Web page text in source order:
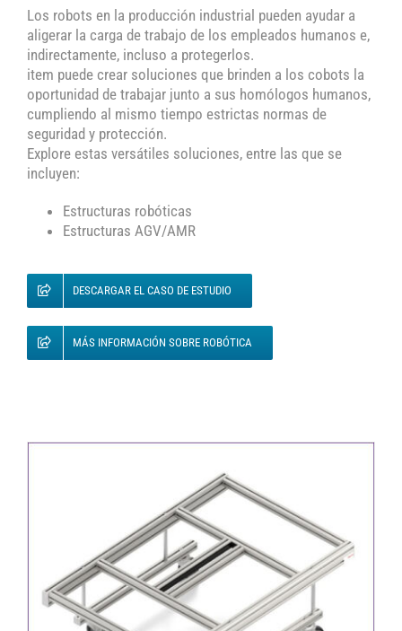
Los robots en la producción industrial pueden ayudar a
aligerar la carga de trabajo de los empleados humanos e,
indirectamente, incluso a protegerlos.
item puede crear soluciones que brinden a los cobots la
oportunidad de trabajar junto a sus homólogos humanos,
cumpliendo al mismo tiempo estrictas normas de
seguridad y protección.
Explore estas versátiles soluciones, entre las que se
incluyen:
Estructuras robóticas
Estructuras AGV/AMR
DESCARGAR EL CASO DE ESTUDIO
MÁS INFORMACIÓN SOBRE ROBÓTICA
Carro base MiR